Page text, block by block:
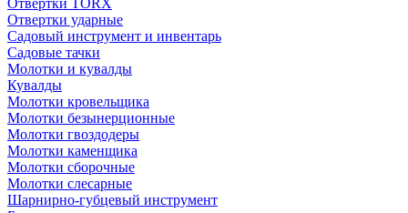
Отвертки TORX
Отвертки ударные
Садовый инструмент и инвентарь
Садовые тачки
Молотки и кувалды
Кувалды
Молотки кровельщика
Молотки безынерционные
Молотки гвоздодеры
Молотки каменщика
Молотки сборочные
Молотки слесарные
Шарнирно-губцевый инструмент